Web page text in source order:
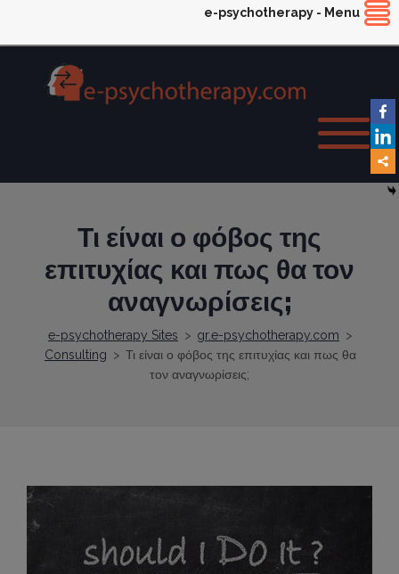
Τι είναι ο φόβος της
επιτυχίας και πως θα τον
αναγνωρίσεις;
e-psychotherapy Sites > gr.e-psychotherapy.com >
Consulting > Τι είναι ο φόβος της επιτυχίας και πως θα
τον αναγνωρίσεις;
e-psychotherapy - Menu